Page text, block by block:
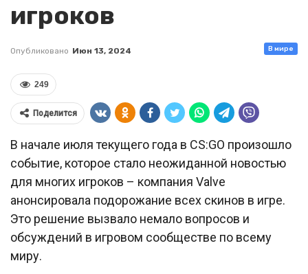
игроков
В мире
Опубликовано Июн 13, 2024
249
Поделится
В начале июля текущего года в CS:GO произошло
событие, которое стало неожиданной новостью
для многих игроков – компания Valve
анонсировала подорожание всех скинов в игре.
Это решение вызвало немало вопросов и
обсуждений в игровом сообществе по всему
миру.